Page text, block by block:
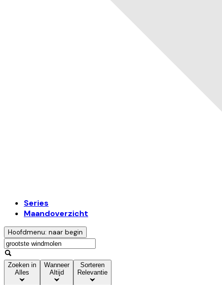
Series
Maandoverzicht
Hoofdmenu: naar begin
Zoeken in
Alles
Wanneer
Altijd
Sorteren
Relevantie